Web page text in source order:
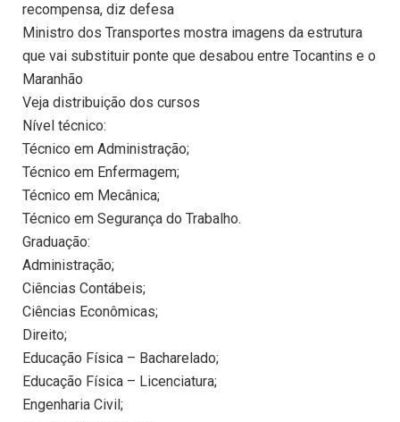
recompensa, diz defesa
Ministro dos Transportes mostra imagens da estrutura
que vai substituir ponte que desabou entre Tocantins e o
Maranhão
Veja distribuição dos cursos
Nível técnico:
Técnico em Administração;
Técnico em Enfermagem;
Técnico em Mecânica;
Técnico em Segurança do Trabalho.
Graduação:
Administração;
Ciências Contábeis;
Ciências Econômicas;
Direito;
Educação Física – Bacharelado;
Educação Física – Licenciatura;
Engenharia Civil;